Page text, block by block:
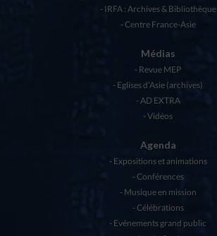
IRFA : Archives & Bibliothèque
Centre France-Asie
Médias
Revue MEP
Eglises d’Asie (archives)
AD EXTRA
Vidéos
Agenda
Expositions et animations
Conférences
Musique en mission
Célébrations
Evénements grand public